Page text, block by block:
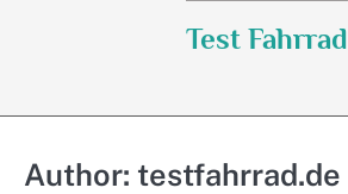
Test Fahrrad
Author: testfahrrad.de